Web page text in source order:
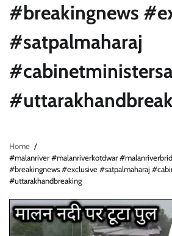
#breakingnews
#satpalmaharaj
Home
#malanriver #malanriverkotdwar
#breakingnews #exclusive #satpalmaharaj
#uttarakhandbreaking